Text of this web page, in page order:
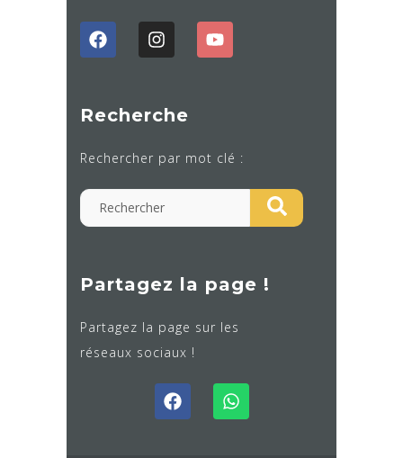
Recherche
Rechercher par mot clé :
Partagez la page !
Partagez la page sur les
réseaux sociaux !